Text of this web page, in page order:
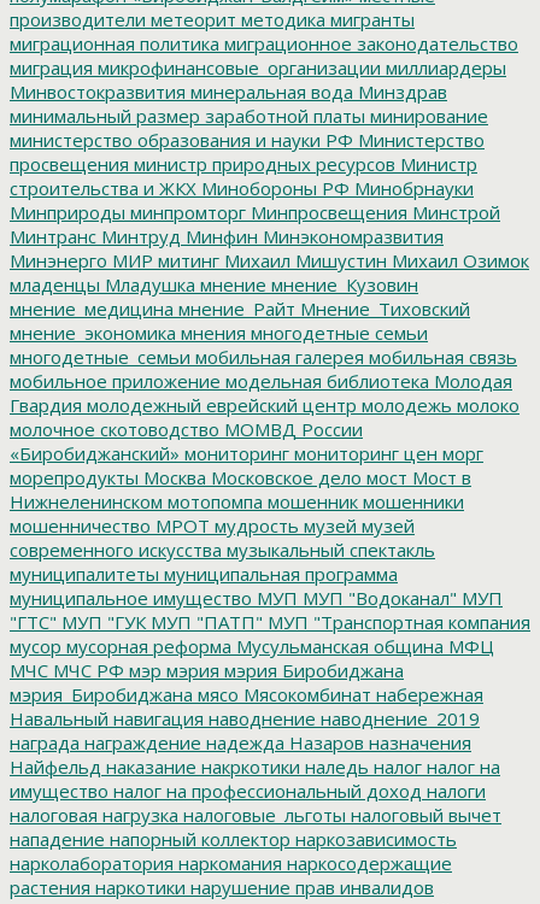
производители метеорит методика мигранты
миграционная политика миграционное законодательство
миграция микрофинансовые_организации миллиардеры
Минвостокразвития минеральная вода Минздрав
минимальный размер заработной платы минирование
министерство образования и науки РФ Министерство
просвещения министр природных ресурсов Министр
строительства и ЖКХ Минобороны РФ Минобрнауки
Минприроды минпромторг Минпросвещения Минстрой
Минтранс Минтруд Минфин Минэкономразвития
Минэнерго МИР митинг Михаил Мишустин Михаил Озимок
младенцы Младушка мнение мнение_Кузовин
мнение_медицина мнение_Райт Мнение_Тиховский
мнение_экономика мнения многодетные семьи
многодетные_семьи мобильная галерея мобильная связь
мобильное приложение модельная библиотека Молодая
Гвардия молодежный еврейский центр молодежь молоко
молочное скотоводство МОМВД России
«Биробиджанский» мониторинг мониторинг цен морг
морепродукты Москва Московское дело мост Мост в
Нижнеленинском мотопомпа мошенник мошенники
мошенничество МРОТ мудрость музей музей
современного искусства музыкальный спектакль
муниципалитеты муниципальная программа
муниципальное имущество МУП МУП "Водоканал" МУП
"ГТС" МУП "ГУК МУП "ПАТП" МУП "Транспортная компания
мусор мусорная реформа Мусульманская община МФЦ
МЧС МЧС РФ мэр мэрия мэрия Биробиджана
мэрия_Биробиджана мясо Мясокомбинат набережная
Навальный навигация наводнение наводнение_2019
награда награждение надежда Назаров назначения
Найфельд наказание накркотики наледь налог налог на
имущество налог на профессиональный доход налоги
налоговая нагрузка налоговые_льготы налоговый вычет
нападение напорный коллектор наркозависимость
нарколаборатория наркомания наркосодержащие
растения наркотики нарушение прав инвалидов